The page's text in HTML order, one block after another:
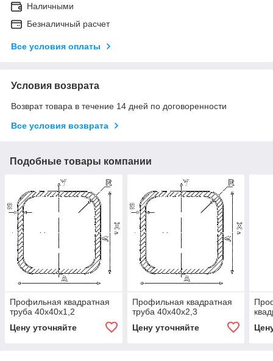
Наличными
Безналичный расчет
Все условия оплаты
Условия возврата
Возврат товара в течение 14 дней по договоренности
Все условия возврата
Подобные товары компании
Профильная квадратная
труба 40х40х1,2
Цену уточняйте
Профильная квадратная
труба 40х40х2,3
Цену уточняйте